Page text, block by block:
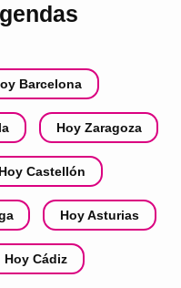
Barcelona
Hoy Zaragoza
Hoy Castellón
Hoy Asturias
Hoy Cádiz